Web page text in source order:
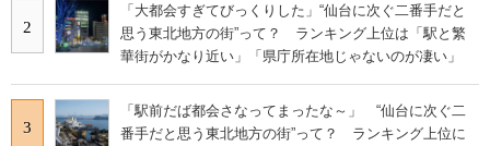
2
「大都会すぎてびっくりした」“仙台に次ぐ二番手だと
思う東北地方の街”って？ ランキング上位は「駅と繁
華街がかなり近い」「県庁所在地じゃないのが凄い」
3
「駅前だば都会さなってまったな～」 “仙台に次ぐ二
番手だと思う東北地方の街”って？ ランキング上位に